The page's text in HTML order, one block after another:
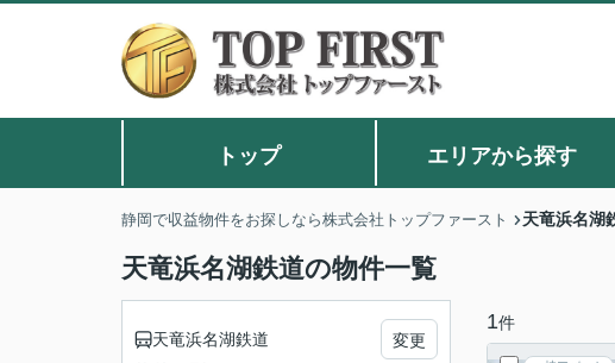
トップ エリアから探す
静岡で収益物件をお探しなら株式会社トップファースト 天竜浜名湖
天竜浜名湖鉄道の物件一覧
1件
天竜浜名湖鉄道 変更